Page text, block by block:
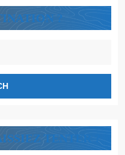
?
TENTER ?